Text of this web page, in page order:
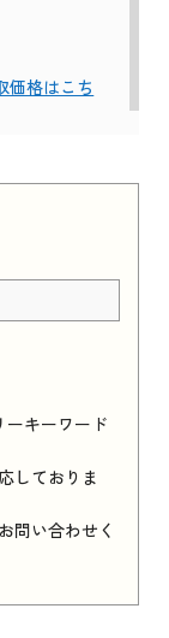
ーキーワード
しておりま
問い合わせく
価格はこち
取価格はこ
価格はこち